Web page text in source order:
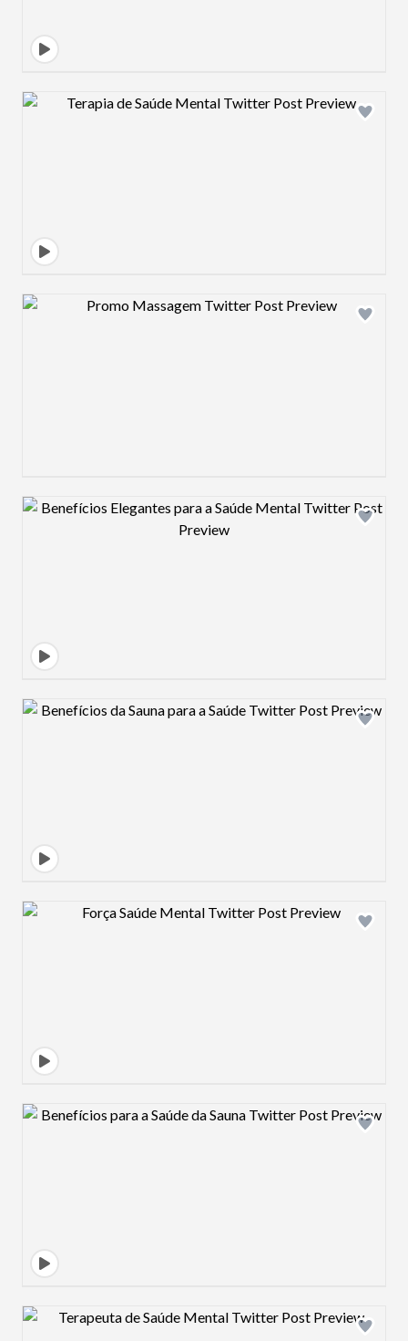
Design preview image
Design preview image
Design preview image
Design preview image
Design preview image
Design preview image
Design preview image